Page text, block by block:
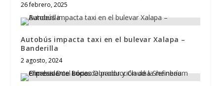
26 febrero, 2025
Autobús impacta taxi en el bulevar Xalapa –
Banderilla
2 agosto, 2024